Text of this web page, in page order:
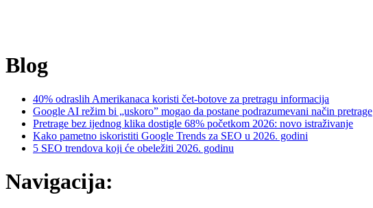
Blog
40% odraslih Amerikanaca koristi čet-botove za pretragu informacija
Google AI režim bi „uskoro” mogao da postane podrazumevani način pretrage
Pretrage bez ijednog klika dostigle 68% početkom 2026: novo istraživanje
Kako pametno iskoristiti Google Trends za SEO u 2026. godini
5 SEO trendova koji će obeležiti 2026. godinu
Navigacija: